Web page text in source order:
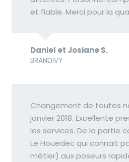
et fiable. Merci pour la
Daniel et Josiane S.
BRANDIVY
Changement de toutes
janvier 2018. Excellente
les services. De la partie
Le Houedec qui connait
métier) aux poseurs